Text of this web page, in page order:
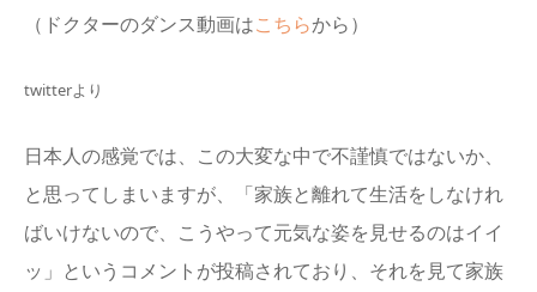
（ドクターのダンス動画はこちらから）
twitterより
日本人の感覚では、この大変な中で不謹慎ではないか、
と思ってしまいますが、「家族と離れて生活をしなけれ
ばいけないので、こうやって元気な姿を見せるのはイイ
ッ」というコメントが投稿されており、それを見て家族